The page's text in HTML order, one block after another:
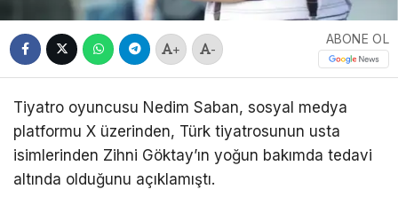
+ -
ABONE OL
Tiyatro oyuncusu Nedim Saban, sosyal medya
platformu X üzerinden, Türk tiyatrosunun usta
isimlerinden Zihni Göktay’ın yoğun bakımda tedavi
altında olduğunu açıklamıştı.